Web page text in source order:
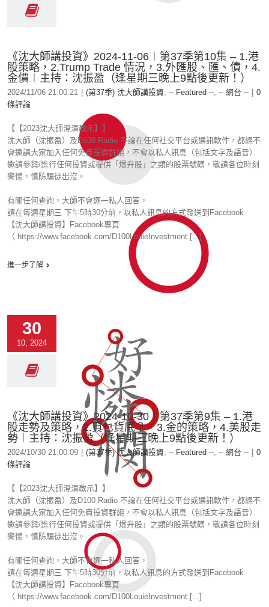
《沈大師講投資》2024-11-06︱第37季第10集 – 1.港
股策略，2.Trump Trade 情況，3.外匯股、匯、債，4.
金價︱主持：沈振盈（逢星期三晚上9點後更新！）
2024/11/06 21:00:21 (第37季) 沈大師講投資, -- Featured --, -- 網台 --
0
條評論
【【2023沈大師澄清啟示】】
沈大師（沈振盈）及D100 Radio 不論在任何社交平台或通訊軟件，都絕不
會邀請大家加入任何免費投資群組，不會以私人訊息（包括文字及語音）
邀請參與/進行任何投資或提供「爆升股」之類的股票號碼，敬請各位時刻
警惕，慎防騙徒出沒。
有關任何查詢，大師不會逐一私人回答，
請在每週星期三 下午5時30分前，以私人訊息的方式發送到Facebook
【沈大師講投資】Facebook專頁
（ https://www.facebook.com/D100LouieInvestment [...]
進一步了解
30
10, 2024
《沈大師講投資》2024-10-30︱第37季第9集 – 1.港
股走勢及策略，2.買乜貨底？，3.金的策略，4.美股走
勢︱主持：沈振盈（逢星期三晚上9點後更新！）
2024/10/30 21:00:09 (第37季) 沈大師講投資, -- Featured --, -- 網台 --
0
條評論
【【2023沈大師澄清啟示】】
沈大師（沈振盈）及D100 Radio 不論在任何社交平台或通訊軟件，都絕不
會邀請大家加入任何免費投資群組，不會以私人訊息（包括文字及語音）
邀請參與/進行任何投資或提供「爆升股」之類的股票號碼，敬請各位時刻
警惕，慎防騙徒出沒。
有關任何查詢，大師不會逐一私人回答，
請在每週星期三 下午5時30分前，以私人訊息的方式發送到Facebook
【沈大師講投資】Facebook專頁
（ https://www.facebook.com/D100LouieInvestment [...]